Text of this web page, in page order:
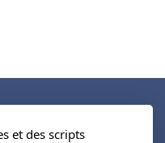
et des scripts